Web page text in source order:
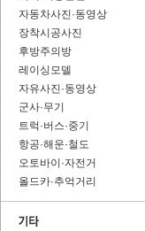
자동차사진·동영상
장착시공사진
후방주의방
레이싱모델
자유사진·동영상
군사·무기
트럭·버스·중기
항공·해운·철도
오토바이·자전거
올드카·추억거리